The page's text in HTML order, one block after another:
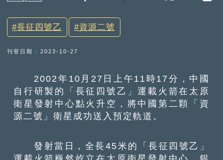
長征四號乙 資源二號
刊登日期 : 2023-10-27
2002年10月27日上午11時17分，中國
自行研製的「長征四號乙」運載火箭在太原
衛星發射中心點火升空，將中國第二顆「資
源二號」衛星成功送入預定軌道。
發射當日，全長45米的「長征四號乙」